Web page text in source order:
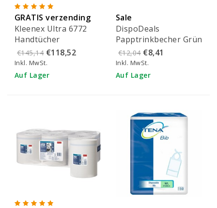
GRATIS verzending
Kleenex Ultra 6772
Handtücher
€145,14 €118,52
Inkl. MwSt.
Auf Lager
Sale
DispoDeals
Papptrinkbecher Grün
(2x50 Stück)
€12,04 €8,41
Inkl. MwSt.
Auf Lager